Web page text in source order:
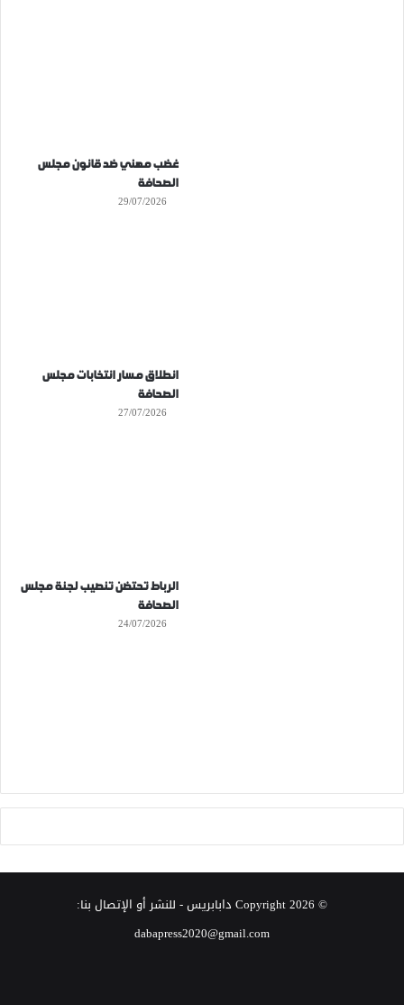
غضب مهني ضد قانون مجلس
الصحافة
29/07/2026
انطلاق مسار انتخابات مجلس
الصحافة
27/07/2026
الرباط تحتضن تنصيب لجنة مجلس
الصحافة
24/07/2026
© Copyright 2026 دابابريس- للنشر أو الإتصال بنا:
dabapress2020@gmail.com